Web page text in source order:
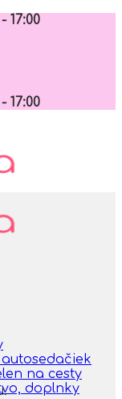
17:00
17:00
na cesty
doplnky